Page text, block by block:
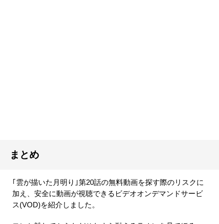
まとめ
｢雲が描いた月明り｣第20話の無料動画を探す際のリスクに
加え、安全に動画が視聴できるビデオオンデマンドサービ
ス(VOD)を紹介しました。